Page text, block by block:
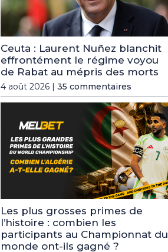
Ceuta : Laurent Nuñez blanchit
effrontément le régime voyou
de Rabat au mépris des morts
4 août 2026 | 35 commentaires
Les plus grosses primes de
l’histoire : combien les
participants au Championnat du
monde ont-ils gagné ?